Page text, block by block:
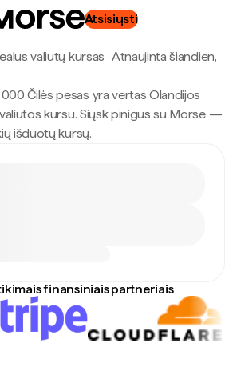
Atsisiųsti
valiutų kursas ·Atnaujinta šiandien,
Čilės pesas yra vertas Olandijos
kursu. Siųsk pinigus su Morse —
išduotų kursų.
finansiniais partneriais